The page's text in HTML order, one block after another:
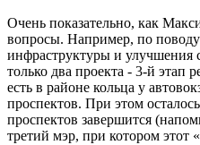
Очень показательно, как
вопросы. Например, по
инфраструктуры и улучшения
только два проекта - 3-й этап
есть в районе кольца у
проспектов. При этом
проспектов завершится
третий мэр, при котором этот